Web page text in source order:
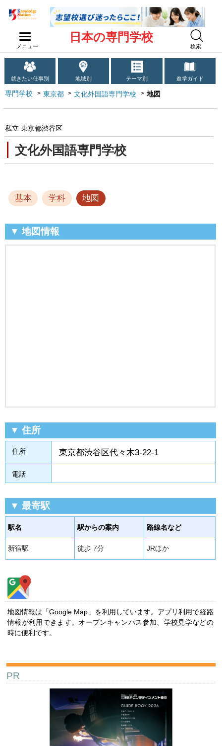
メニュー
日本の専門学校
検索
就きたい仕事別 地域別 テーマ別 進学ガイド
専門学校 東京都 文化外国語専門学校 地図
文化外国語専門学校
私立 東京都渋谷区
基本 学科 地図
▼ 地図情報
▼ 住所
住所 東京都渋谷区代々木3-22-1
電話
▼ 最寄駅
駅名 駅からの案内 路線名など
新宿駅 徒歩 7分 JRほか
地図情報は「Google Map」を利用しています。アプリ利用で経路
情報が利用できます。オープンキャンパス参加、学校見学などの
時に便利です。
PR